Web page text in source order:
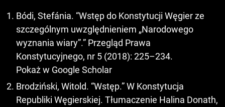
Bódi, Stefánia. “Wstęp do Konstytucji Węgier ze
szczególnym uwzględnieniem „Narodowego
wyznania wiary”.” Przegląd Prawa
Konstytucyjnego, nr 5 (2018): 225–234.
Pokaż w Google Scholar
Brodziński, Witold. “Wstęp.” W Konstytucja
Republiki Węgierskiej. Tłumaczenie Halina Donath,